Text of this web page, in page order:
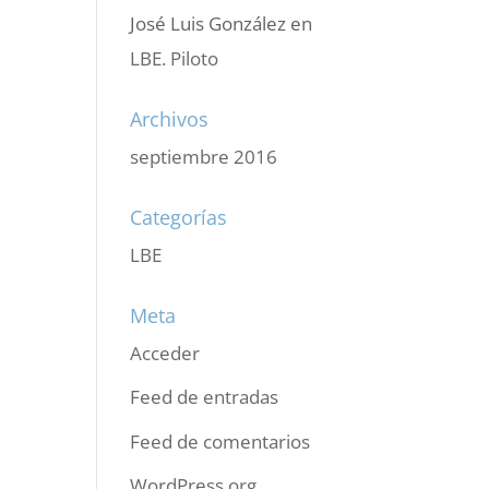
José Luis González en
LBE. Piloto
Archivos
septiembre 2016
Categorías
LBE
Meta
Acceder
Feed de entradas
Feed de comentarios